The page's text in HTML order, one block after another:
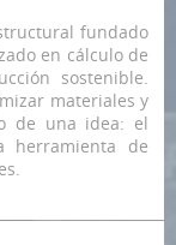
fundado
en cálculo de
sostenible.
materiales y
de una idea: el
herramienta de